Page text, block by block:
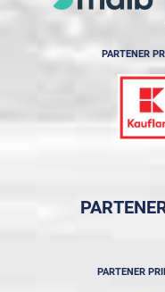
PARTENER
PARTENER